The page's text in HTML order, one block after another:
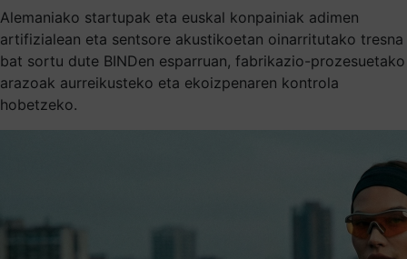
Alemaniako startupak eta euskal konpainiak adimen
artifizialean eta sentsore akustikoetan oinarritutako tresna
bat sortu dute BINDen esparruan, fabrikazio-prozesuetako
arazoak aurreikusteko eta ekoizpenaren kontrola
hobetzeko.